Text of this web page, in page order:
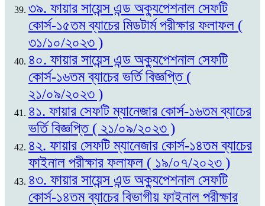
৩৯. ফায়ার সায়েন্স এন্ড অক্যুপেশনাল সেফটি
কোর্স-১৫তম ব্যাচের মিডটার্ম পরীক্ষার ফলাফল (
৩১/১০/২০২৩ )
৪০. ফায়ার সায়েন্স এন্ড অক্যুপেশনাল সেফটি
কোর্স-১৬তম ব্যাচের ভর্তি বিজ্ঞপ্তি (
২১/০৯/২০২৩ )
৪১. ফায়ার সেফটি ম্যানেজার কোর্স-১৬তম ব্যাচের
ভর্তি বিজ্ঞপ্তি ( ২১/০৯/২০২৩ )
৪২. ফায়ার সেফটি ম্যানেজার কোর্স-১৪তম ব্যাচের
ফাইনাল পরীক্ষার ফলাফল ( ১৯/০৭/২০২৩ )
৪৩. ফায়ার সায়েন্স এন্ড অক্যুপেশনাল সেফটি
কোর্স-১৪তম ব্যাচের বিভাগীয় ফাইনাল পরীক্ষার